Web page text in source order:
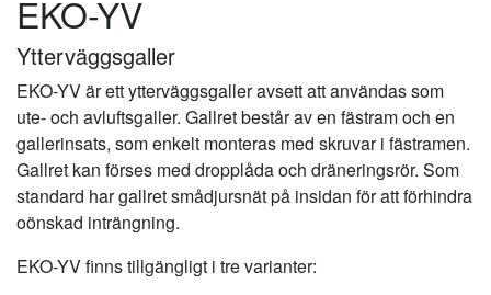
EKO-YV
Ytterväggsgaller
EKO-YV är ett ytterväggsgaller avsett att användas som
ute- och avluftsgaller. Gallret består av en fästram och en
gallerinsats, som enkelt monteras med skruvar i fästramen.
Gallret kan förses med dropplåda och dräneringsrör. Som
standard har gallret smådjursnät på insidan för att förhindra
oönskad inträngning.
EKO-YV finns tillgängligt i tre varianter: